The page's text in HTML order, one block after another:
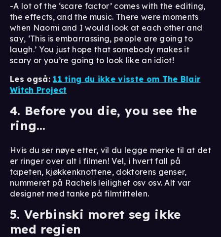
-A lot of the ‘scare factor’ comes with the editing,
the effects, and the music. There were moments
when Naomi and I would look at each other and
say, ‘This is embarrassing, people are going to
laugh.’ You just hope that somebody makes it
scary or you’re going to look like an idiot!
Les også: 11 ting du ikke visste om The Blair
Witch Project
4. Before you die, you see the
ring…
Hvis du ser nøye etter, vil du legge merke til at det
er ringer over alt i filmen! Vel, i hvert fall på
tapeten, kjøkkenknottene, doktorens genser,
nummeret på Rachels leilighet osv osv. Alt var
designet med tanke på filmtittelen.
5. Verbinski moret seg ikke
med regien